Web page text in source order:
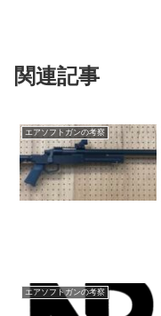
関連記事
エアソフトガンの考察
エアソフトガンの考察